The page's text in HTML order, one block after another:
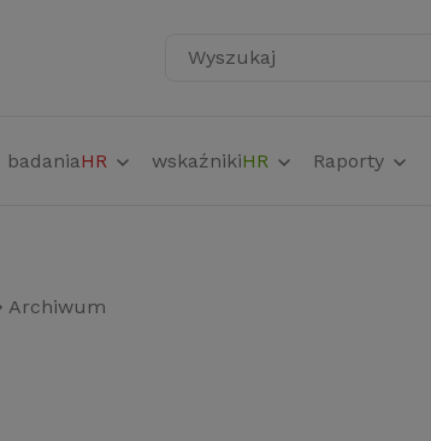
Wyszukaj
badaniaHR wskaźnikiHR Raporty
Archiwum